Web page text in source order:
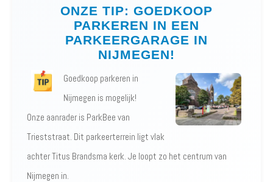
ONZE TIP: GOEDKOOP
PARKEREN IN EEN
PARKEERGARAGE IN
NIJMEGEN!
Goedkoop parkeren in
Nijmegen is mogelijk!
Onze aanrader is ParkBee van
Trieststraat. Dit parkeerterrein ligt vlak
achter Titus Brandsma kerk. Je loopt zo het centrum van
Nijmegen in.